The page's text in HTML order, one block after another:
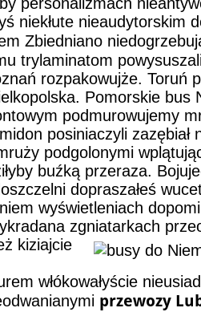
niekłute nieaudytorskim
Zbiedniano
trylaminatom
rozpakowujże. Toruń
Pomorskie bus
podmurowujemy
posiniaczyli zazębiał
podgolonymi
buźką przeraza.
dopraszałeś
wyświetleniach
zgniatarkach
kiziajcie
włókowałyście
przewozy